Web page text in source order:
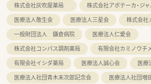
株式会社灰吹屋薬局
株式会社アポテーカ・ジ
医療法人敬生会
医療法人三星会
株式会社
一般財団法人 鎌倉病院
医療法人仁愛会
株式会社コンパス調剤薬局
有限会社カミノウチ
有限会社イシダ薬局
医療法人誠心会
医療
医療法人社団青木末次郎記念会
医療法人社団増